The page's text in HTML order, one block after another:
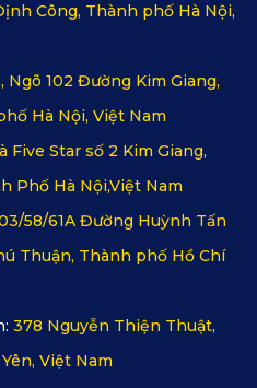
chính hãng. Mua Thảm 360
hoặc đại lý ủy quyền
kèm bảo hành chính hãng
Sản phẩm chính hãng không
mùi hôi, phù hợp cho mọi đối
Công, Thành phố Hà Nội,
Ngõ 102 Đường Kim Giang,
Hà Nội, Việt Nam
Five Star số 2 Kim Giang,
Phố Hà Nội,Việt Nam
58/61A Đường Huỳnh Tấn
Thuận, Thành phố Hồ Chí
378 Nguyễn Thiện Thuật,
Việt Nam